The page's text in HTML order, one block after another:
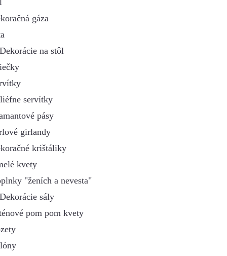
gáza
Dekorácie na stôl
servítky
pásy
girlandy
krištáliky
kvety
"ženích a nevesta"
Dekorácie sály
pom pom kvety